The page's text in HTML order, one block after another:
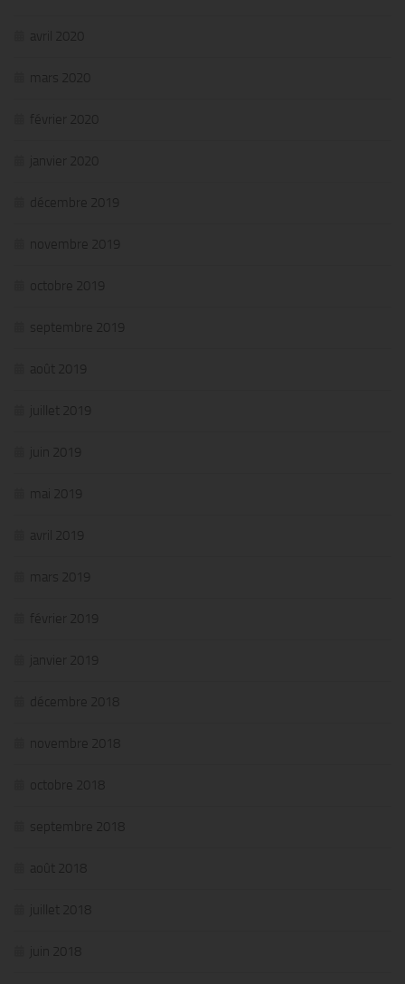
avril 2020
mars 2020
février 2020
janvier 2020
décembre 2019
novembre 2019
octobre 2019
septembre 2019
août 2019
juillet 2019
juin 2019
mai 2019
avril 2019
mars 2019
février 2019
janvier 2019
décembre 2018
novembre 2018
octobre 2018
septembre 2018
août 2018
juillet 2018
juin 2018